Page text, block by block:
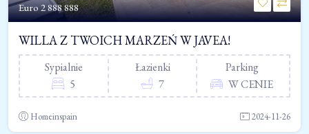
Euro2 888 888
WILLA Z TWOICH MARZEŃ W JAVEA!
Sypialnie
5
Łazienki
7
Parking
W CENIE
Homeinspain 2024-11-26